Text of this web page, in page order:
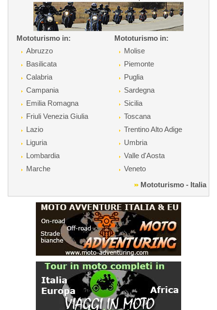
Mototurismo in:
Abruzzo
Basilicata
Calabria
Campania
Emilia Romagna
Friuli Venezia Giulia
Lazio
Liguria
Lombardia
Marche
Mototurismo in:
Molise
Piemonte
Puglia
Sardegna
Sicilia
Toscana
Trentino Alto Adige
Umbria
Valle d'Aosta
Veneto
Mototurismo - Italia